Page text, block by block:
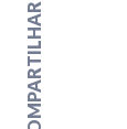
COMPARTILHAR